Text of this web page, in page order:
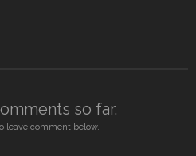
so far.
leave comment below.